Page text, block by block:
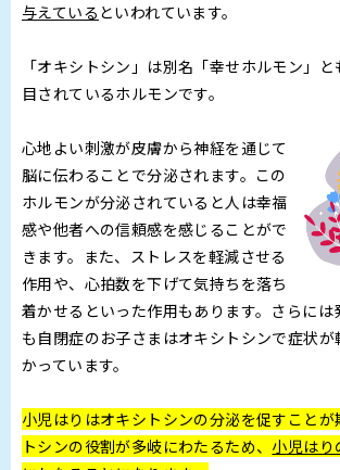
与えている といわれています。
「オキシトシン」は別名「幸せホルモン」
目されているホルモンです。
心地よい刺激が皮膚から神経を通じて
脳に伝わることで分泌されます。この
ホルモンが分泌されていると人は幸福
感や他者への信頼感を感じることがで
きます。また、ストレスを軽減させる
作用や、心拍数を下げて気持ちを落ち
着かせるといった作用もあります。さらには
も自閉症のお子さまはオキシトシンで症状
かっています。
小児はりはオキシトシンの分泌を促すことが
トシンの役割が多岐にわたるため、 小児はり